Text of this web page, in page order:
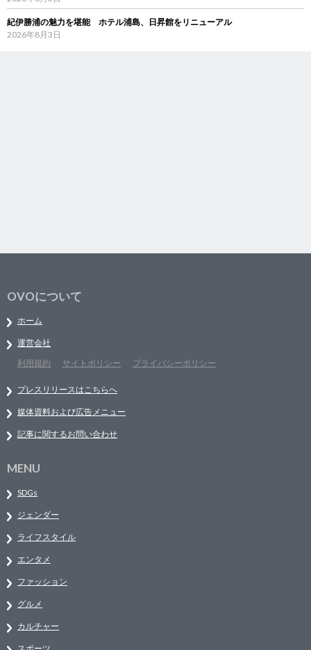
紀伊勝浦の魅力を堪能 ホテル浦島、日昇館をリニューアル
2026年8月3日
OVOについて
ホーム
運営会社
利用規約
サイトポリシー プライバシーポリシー
プレスリリースはこちらへ
媒体資料および広告メニュー
記事に関するお問い合わせ
MENU
SDGs
ジェンダー
ライフスタイル
エンタメ
ファッション
グルメ
カルチャー